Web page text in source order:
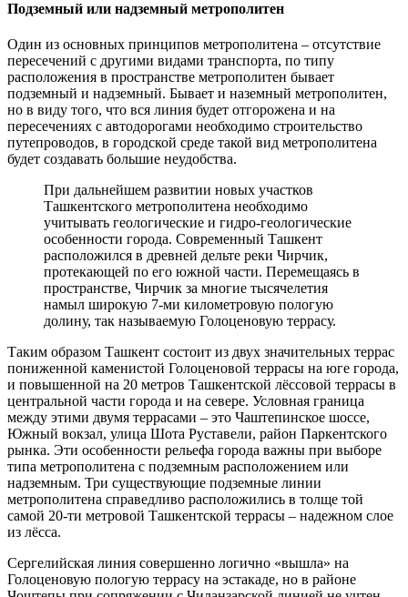
Подземный или надземный метрополитен
Один из основных принципов метрополитена – отсутствие
пересечений с другими видами транспорта, по типу
расположения в пространстве метрополитен бывает
подземный и надземный. Бывает и наземный метрополитен,
но в виду того, что вся линия будет отгорожена и на
пересечениях с автодорогами необходимо строительство
путепроводов, в городской среде такой вид метрополитена
будет создавать большие неудобства.
При дальнейшем развитии новых участков
Ташкентского метрополитена необходимо
учитывать геологические и гидро-геологические
особенности города. Современный Ташкент
расположился в древней дельте реки Чирчик,
протекающей по его южной части. Перемещаясь в
пространстве, Чирчик за многие тысячелетия
намыл широкую 7-ми километровую пологую
долину, так называемую Голоценовую террасу.
Таким образом Ташкент состоит из двух значительных террас
пониженной каменистой Голоценовой террасы на юге города,
и повышенной на 20 метров Ташкентской лёссовой террасы в
центральной части города и на севере. Условная граница
между этими двумя террасами – это Чаштепинское шоссе,
Южный вокзал, улица Шота Руставели, район Паркентского
рынка. Эти особенности рельефа города важны при выборе
типа метрополитена с подземным расположением или
надземным. Три существующие подземные линии
метрополитена справедливо расположились в толще той
самой 20-ти метровой Ташкентской террасы – надежном слое
из лёсса.
Сергелийская линия совершенно логично «вышла» на
Голоценовую пологую террасу на эстакаде, но в районе